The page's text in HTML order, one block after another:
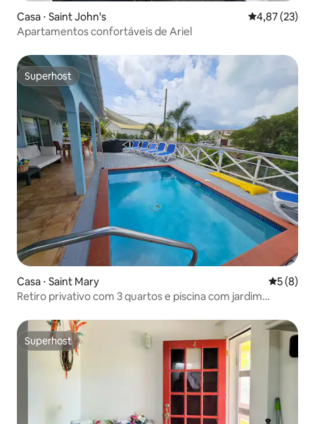
Casa ⋅ Saint John's 4,87 de uma
4,87 (23)
Apartamentos confortáveis de Ariel
Superhost
Superhost
Casa ⋅ Saint Mary 5 de
5 (8)
Retiro privativo com 3 quartos e piscina com jardim
Superhost
Superhost